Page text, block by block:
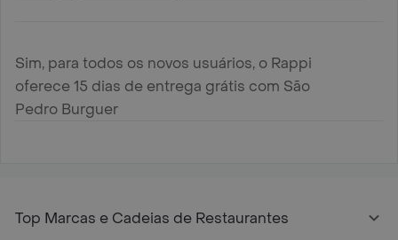
Sim, para todos os novos usuários, o Rappi
oferece 15 dias de entrega grátis com São
Pedro Burguer
Top Marcas e Cadeias de Restaurantes